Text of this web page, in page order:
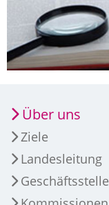
Über uns
Ziele
Landesleitung
Geschäftsstelle